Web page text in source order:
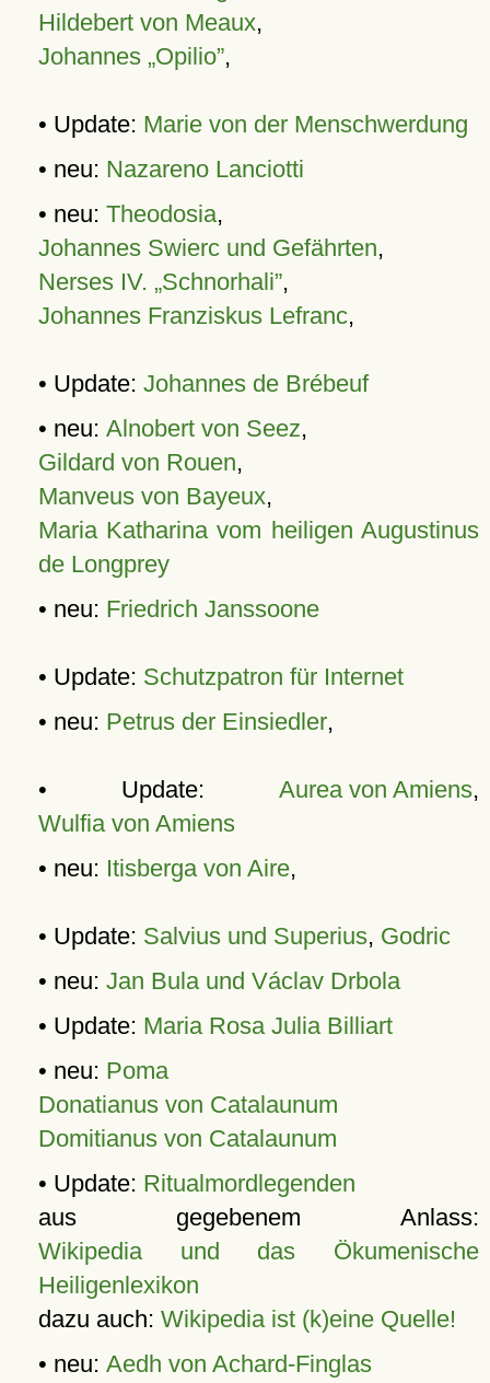
Hildebert von Meaux,
Johannes „Opilio”,
• Update: Marie von der Menschwerdung
• neu: Nazareno Lanciotti
• neu: Theodosia,
Johannes Swierc und Gefährten,
Nerses IV. „Schnorhali”,
Johannes Franziskus Lefranc,
• Update: Johannes de Brébeuf
• neu: Alnobert von Seez,
Gildard von Rouen,
Manveus von Bayeux,
Maria Katharina vom heiligen Augustinus
de Longprey
• neu: Friedrich Janssoone
• Update: Schutzpatron für Internet
• neu: Petrus der Einsiedler,
• Update: Aurea von Amiens,
Wulfia von Amiens
• neu: Itisberga von Aire,
• Update: Salvius und Superius, Godric
• neu: Jan Bula und Václav Drbola
• Update: Maria Rosa Julia Billiart
• neu: Poma
Donatianus von Catalaunum
Domitianus von Catalaunum
• Update: Ritualmordlegenden
aus gegebenem Anlass:
Wikipedia und das Ökumenische
Heiligenlexikon
dazu auch: Wikipedia ist (k)eine Quelle!
• neu: Aedh von Achard-Finglas